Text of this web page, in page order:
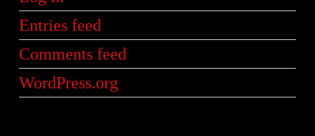
Entries feed
Comments feed
WordPress.org